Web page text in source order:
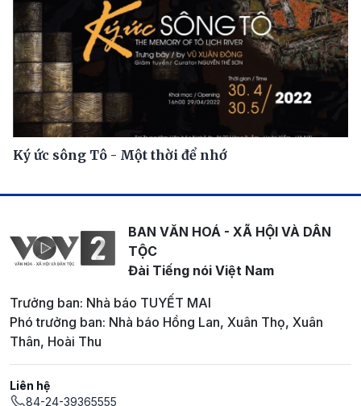
Ký ức sông Tô - Một thời để nhớ
BAN VĂN HOÁ - XÃ HỘI VÀ DÂN
TỘC
Đài Tiếng nói Việt Nam
Trưởng ban: Nhà báo TUYẾT MAI
Phó trưởng ban: Nhà báo Hồng Lan, Xuân Thọ, Xuân
Thân, Hoài Thu
Liên hệ
84-24-39365555